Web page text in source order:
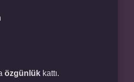
özgünlük kattı.